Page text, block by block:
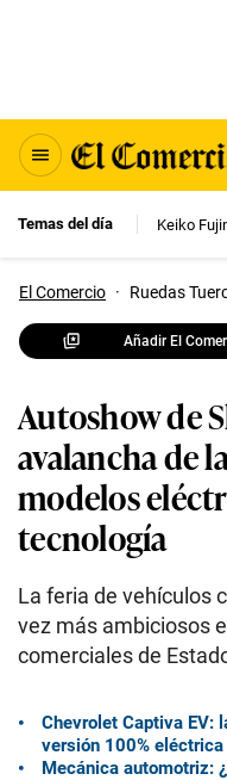
Temas del día Keiko
El Comercio · Ruedas
Añadir El
Autoshow de
avalancha de
modelos
tecnología
La feria de vehículos
vez más ambiciosos
comerciales de
Chevrolet Captiva EV:
versión 100%
Mecánica automotriz: